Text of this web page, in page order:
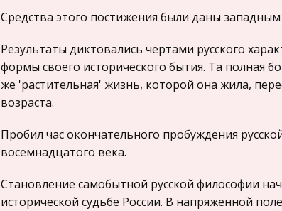
Средства этого постижения были даны
Результаты диктовались чертами русского
формы своего исторического бытия. Та полная
же 'растительная' жизнь, которой она жила,
возраста.
Пробил час окончательного пробуждения
восемнадцатого века.
Становление самобытной русской философии
исторической судьбе России. В напряженной